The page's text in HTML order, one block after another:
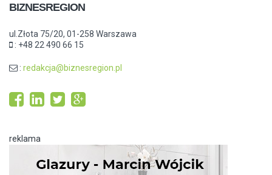
BIZNESREGION
ul.Złota 75/20, 01-258 Warszawa
: +48 22 490 66 15
: redakcja@biznesregion.pl
reklama